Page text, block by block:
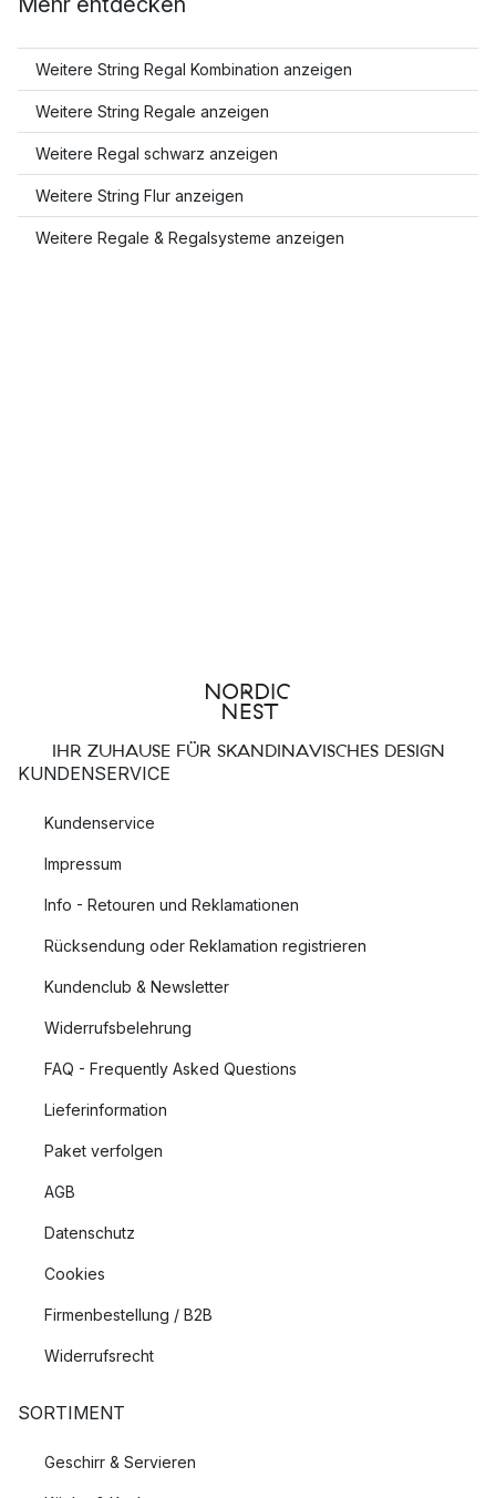
Weitere String Regal Kombination anzeigen
Weitere String Regale anzeigen
Weitere Regal schwarz anzeigen
Weitere String Flur anzeigen
Weitere Regale & Regalsysteme anzeigen
IHR ZUHAUSE FÜR SKANDINAVISCHES DESIGN
KUNDENSERVICE
Kundenservice
Impressum
Info - Retouren und Reklamationen
Rücksendung oder Reklamation registrieren
Kundenclub & Newsletter
Widerrufsbelehrung
FAQ - Frequently Asked Questions
Lieferinformation
Paket verfolgen
AGB
Datenschutz
Cookies
Firmenbestellung / B2B
Widerrufsrecht
SORTIMENT
Geschirr & Servieren